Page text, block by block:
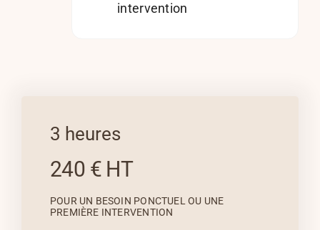
intervention
3 heures
240 € HT
POUR UN BESOIN PONCTUEL OU UNE
PREMIÈRE INTERVENTION